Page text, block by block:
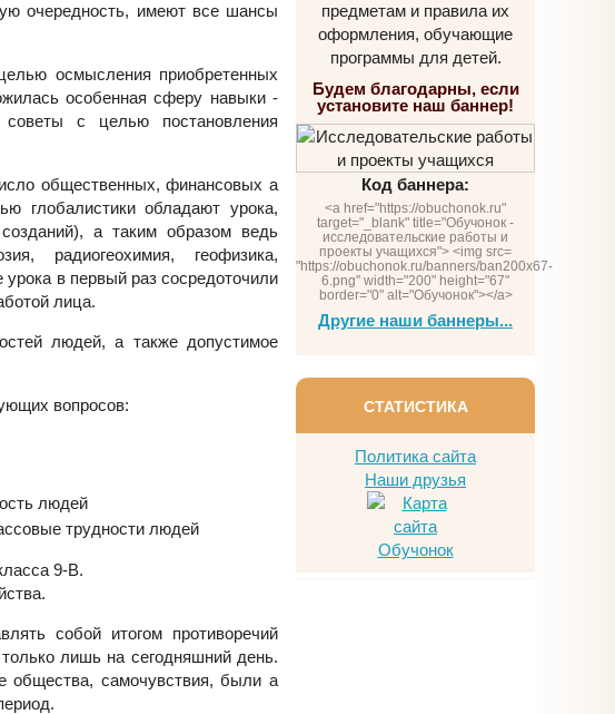
очередность, имеют все шансы
осмысления приобретенных
особенная сферу навыки -
с целью постановления
общественных, финансовых а
глобалистики обладают урока,
а таким образом ведь
радиогеохимия, геофизика,
в первый раз сосредоточили
лица.
людей, а также допустимое
вопросов:
людей
трудности людей
9-В.
собой итогом противоречий
лишь на сегодняшний день.
общества, самочувствия, были а
предметам и правила их
оформления, обучающие
программы для детей.
Будем благодарны, если
установите наш баннер!
Код баннера:
<a href="https://obuchonok.ru"
target="_blank" title="Обучонок -
исследовательские работы и
проекты учащихся"> <img src=
"https://obuchonok.ru/banners/ban200x67-
6.png" width="200" height="67"
border="0" alt="Обучонок"></a>
Другие наши баннеры...
СТАТИСТИКА
Политика сайта
Наши друзья